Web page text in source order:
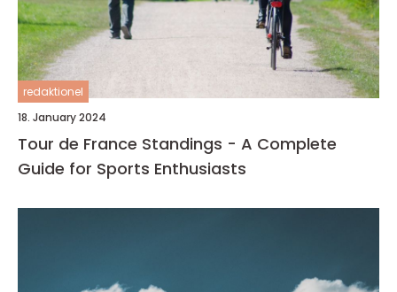
redaktionel
18. January 2024
Tour de France Standings - A Complete
Guide for Sports Enthusiasts